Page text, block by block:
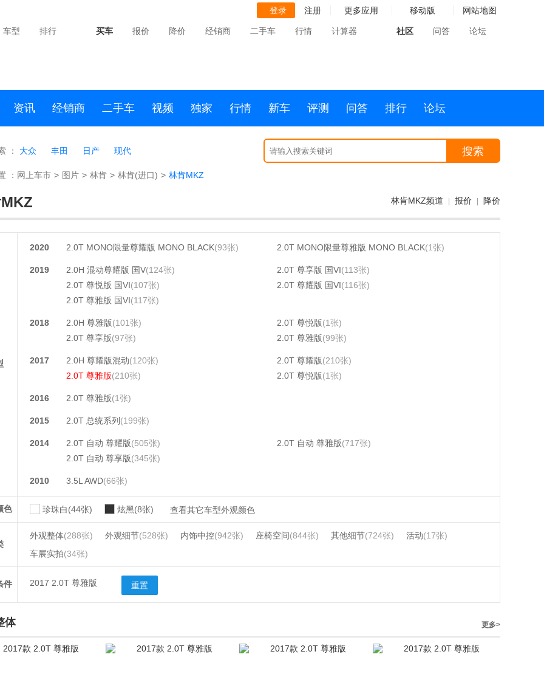
登录 注册 更多应用 移动版 网站地图
车型 排行 买车 报价 降价 经销商 二手车 行情 计算器 社区 问答 论坛
资讯 经销商 二手车 视频 独家 行情 新车 评测 问答 排行 论坛
： 大众 丰田 日产 现代 搜索
： 网上车市 > 图片 > 林肯 > 林肯(进口) > 林肯MKZ
林肯MKZ频道 报价 降价
2020 2.0T MONO限量尊耀版 MONO BLACK(93张) 2.0T MONO限量尊雅版 MONO BLACK(1张)
2019 2.0H 混动尊耀版 国V(124张) 2.0T 尊享版 国VI(113张)
2.0T 尊悦版 国VI(107张) 2.0T 尊耀版 国VI(116张)
2.0T 尊雅版 国VI(117张)
2018 2.0H 尊雅版(101张) 2.0T 尊悦版(1张)
2.0T 尊享版(97张) 2.0T 尊雅版(99张)
2017 2.0H 尊耀版混动(120张) 2.0T 尊耀版(210张)
2.0T 尊雅版(210张) 2.0T 尊悦版(1张)
2016 2.0T 尊雅版(1张)
2015 2.0T 总统系列 (199张)
2014 2.0T 自动 尊耀版(505张) 2.0T 自动 尊雅版(717张)
2.0T 自动 尊享版(345张)
2010 3.5L AWD(66张)
色 珍珠白(44张) 炫黑(8张) 查看其它车型外观颜色
外观整体(288张) 外观细节(528张) 内饰中控(942张) 座椅空间(844张) 其他细节(724张) 活动(17张)
车展实拍(34张)
件 2017 2.0T 尊雅版 重置
体 更多>